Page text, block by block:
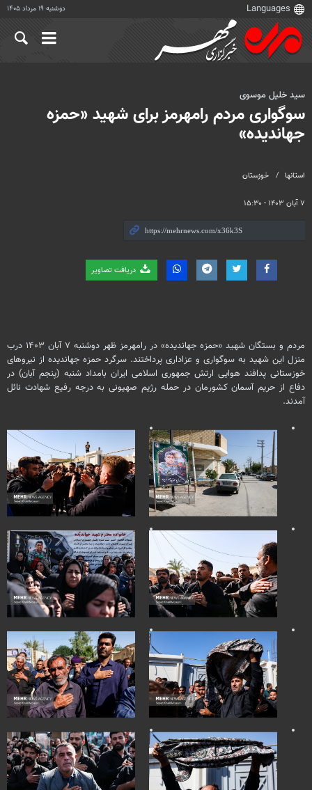
دوشنبه ۱۹ مرداد ۱۴۰۵
استانها خوزستان
۷ آبان ۱۴۰۳ - ۱۵:۳۰
دریافت تصاویر
سید خلیل موسوی
سوگواری مردم رامهرمز برای شهید «حمزه
جهاندیده»
مردم و بستگان شهید «حمزه جهاندیده» در رامهرمز ظهر دوشنبه ۷ آبان ۱۴۰۳ درب
منزل این شهید به سوگواری و عزاداری پرداختند. سرگرد حمزه جهاندیده از نیروهای
خوزستانی پدافند هوایی ارتش جمهوری اسلامی ایران بامداد شنبه (پنجم آبان) در
دفاع از حریم آسمان کشورمان در حمله رژیم صهیونی به درجه رفیع شهادت نائل
آمدند.